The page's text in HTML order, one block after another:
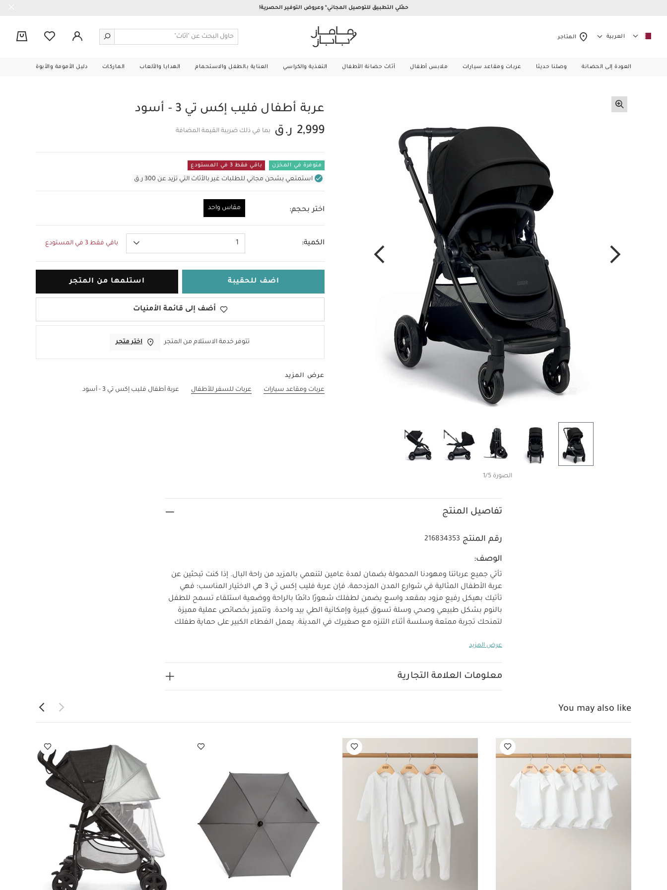
حمّلي التطبيق للتوصيل المجاني* وعروض التوفير الحصرية!
العربية المتاجر
العودة إلى الحضانة وصلنا حديثا عربات ومقاعد سيارات ملابس أطفال أثاث حضانة الأطفال التغذية والكراسي العناية بالطفل والاستحمام الهدايا والألعاب الماركات دليل الأمومة والأبوة
الصورة 1/5
عربة أطفال فليب إكس تي 3 - أسود
2,999 ر.ق
بما في ذلك ضريبة القيمة المضافة
متوفرة في المخزن باقي فقط 3 في المستودع
استمتعي بشحن مجاني للطلبات غير بالأثاث التي تزيد عن 300 ر.ق
اختر بحجم: مقاس واحد
الكمية: 1 باقي فقط 3 في المستودع
اضف للحقيبة استلمها من المتجر
أضف إلى قائمة الأمنيات
تتوفر خدمة الاستلام من المتجر اختر متجر
عرض المزيد
عربات ومقاعد سيارات
عربات للسفر للأطفال عربة أطفال فليب إكس تي 3 - أسود
تفاصيل المنتج
رقم المنتج 216834353
الوصف:
تأتي جميع عرباتنا ومهودنا المحمولة بضمان لمدة عامين لتنعمي بالمزيد من راحة البال. إذا كنت تبحثين عن
عربة الأطفال المثالية في شوارع المدن المزدحمة، فإن عربة فليب إكس تي 3 هي الاختيار المناسب؛ فهي
تأتيك بهيكل رفيع مزود بمقعد واسع يضمن لطفلك شعورًا دائمًا بالراحة ووضعية استلقاء تسمح للطفل
بالنوم بشكل طبيعي وصحي وسلة تسوق كبيرة وإمكانية الطي بيد واحدة. وتتميز بخصائص عملية مميزة
لتمنحك تجربة ممتعة وسلسة أثناء التنزه مع صغيرك في المدينة. يعمل الغطاء الكبير على حماية طفلك
من قماش باللون الأسود وغطاء علوي مسطح من قنب أسود وبطانة مقعد ناعمة سوداء. ويأتي بهيكل
صلب أسود وحاجز ومقابض جلد أسود لمظهر أنيق طوال اليوم حتى مع اختلاف الإضاءة بفضل لونه الأسود
بعامل حماية من الأشعة فوق البنفسجية +UPF50، من أجل المحافظة على اعتدال درجات الحرارة وحماية
طفلك من الشمس
يمكن تركيب ألعاب بحلقة الألعاب لتسلية الطفل أثناء التنقل.
مع مقاعد السيارة والمهد المحمول بما يوفر لك نظام سفر كامل
أصغر، سواءً كان المقعد موجهًا للأمام أو موجهًا للأهل، مما يوفر مساحة كبيرة
تسمح النافذة
المغناطيسية بالاطمئنان على الرضيع بسهولة وهدوء
يمكن فصل المقعد بكل سهولة من الهيكل
بضغطة واحدة فقط
المواصفات:
العمر المناسب:
الأبعاد (عند الطي):
أبعاد
الوزن:
الهيكل، ووحدة المقعد، والحزام المبطن للصدر وبين الساقين، والحاجز الواقي من الصدمات، وسلة التسوق،
وغطاء الحماية من الأمطار
تعليمات السلامة:
قد تختلف معايير السلامة وطرق الاختبار باختلاف البلدان والأقاليم. وقد تنطبق تحذيرات
عرض المزيد
معلومات العلامة التجارية
You may also like